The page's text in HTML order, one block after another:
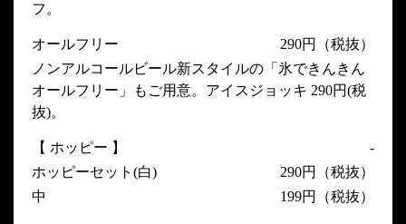
フ。
オールフリー
290円（税抜）
ノンアルコールビール新スタイルの「氷できんきん
オールフリー」もご用意。アイスジョッキ 290円(税
抜)。
【 ホッピー 】
-
ホッピーセット(白)
290円（税抜）
中
199円（税抜）